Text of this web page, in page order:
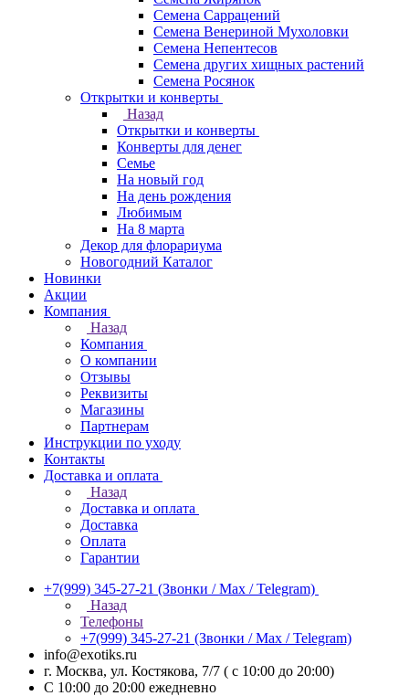
Семена Саррацений
Семена Венериной Мухоловки
Семена Непентесов
Семена других хищных растений
Семена Росянок
Открытки и конверты
Назад
Открытки и конверты
Конверты для денег
Семье
На новый год
На день рождения
Любимым
На 8 марта
Декор для флорариума
Новогодний Каталог
Новинки
Акции
Компания
Назад
Компания
О компании
Отзывы
Реквизиты
Магазины
Партнерам
Инструкции по уходу
Контакты
Доставка и оплата
Назад
Доставка и оплата
Доставка
Оплата
Гарантии
+7(999) 345-27-21 (Звонки / Max / Telegram)
Назад
Телефоны
+7(999) 345-27-21 (Звонки / Max / Telegram)
info@exotiks.ru
г. Москва, ул. Костякова, 7/7 ( с 10:00 до 20:00)
С 10:00 до 20:00 ежедневно